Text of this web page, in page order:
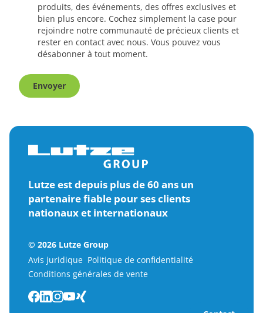
produits, des événements, des offres exclusives et
bien plus encore. Cochez simplement la case pour
rejoindre notre communauté de précieux clients et
rester en contact avec nous. Vous pouvez vous
désabonner à tout moment.
Envoyer
Lutze est depuis plus de 60 ans un
partenaire fiable pour ses clients
nationaux et internationaux
© 2026 Lutze Group
Avis juridique Politique de confidentialité
Conditions générales de vente